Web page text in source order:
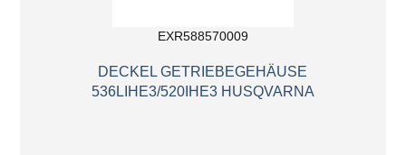
EXR588570009
DECKEL GETRIEBEGEHÄUSE
536LIHE3/520IHE3 HUSQVARNA